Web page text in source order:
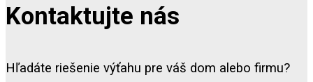
Kontaktujte nás
Hľadáte riešenie výťahu pre váš dom alebo firmu?